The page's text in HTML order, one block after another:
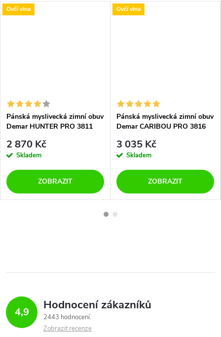
Ovčí vlna
Pánská myslivecká zimní obuv
Demar HUNTER PRO 3811
2 870 Kč
Skladem
ZOBRAZIT
Ovčí vlna
Pánská myslivecká zimní obuv
Demar CARIBOU PRO 3816
3 035 Kč
Skladem
ZOBRAZIT
4,9 Hodnocení zákazníků
2443 hodnocení
Zobrazit recenze